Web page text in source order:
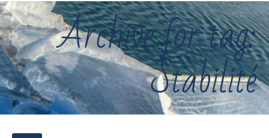
Archive for tag:
Stabilité